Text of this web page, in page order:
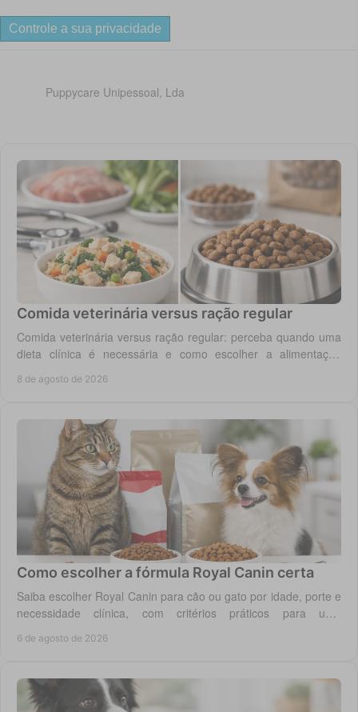
Controle a sua privacidade
Puppycare Unipessoal, Lda
Comida veterinária versus ração regular
Comida veterinária versus ração regular: perceba quando uma
dieta clínica é necessária e como escolher a alimentação
8 de agosto de 2026
Como escolher a fórmula Royal Canin certa
Saiba escolher Royal Canin para cão ou gato por idade, porte e
necessidade clínica, com critérios práticos para uma
6 de agosto de 2026